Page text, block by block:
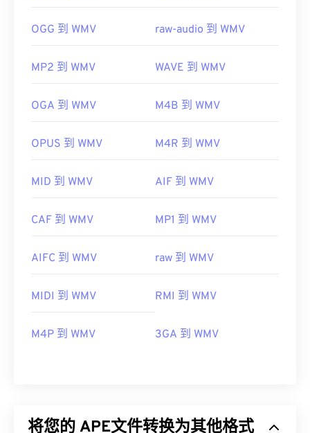
OGG 到 WMV raw-audio 到 WMV
MP2 到 WMV WAVE 到 WMV
OGA 到 WMV M4B 到 WMV
OPUS 到 WMV M4R 到 WMV
MID 到 WMV AIF 到 WMV
CAF 到 WMV MP1 到 WMV
AIFC 到 WMV raw 到 WMV
MIDI 到 WMV RMI 到 WMV
M4P 到 WMV 3GA 到 WMV
将您的 APE文件转换为其他格式